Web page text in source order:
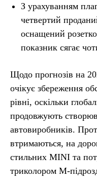
З урахуванням
четвертий
оснащений
показник сягає
Щодо прогнозів на
очікує збереження
рівні, оскільки
продовжують
автовиробників.
втримаються, на
стильних MINI та
триколором M-